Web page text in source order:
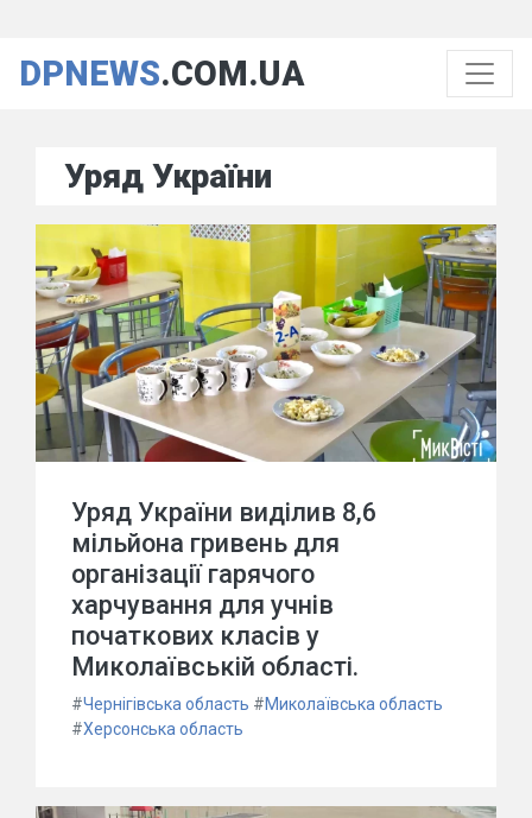
DPNEWS.COM.UA
Уряд України
Уряд України виділив 8,6
мільйона гривень для
організації гарячого
харчування для учнів
початкових класів у
Миколаївській області.
#Чернігівська область #Миколаївська область
#Херсонська область